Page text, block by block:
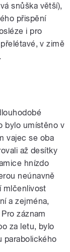
snůška větší),
přispění
i pro
v zimě
bylo umístěno v
vajec se oba
až desítky
hnízdo
neúnavně
mlčenlivost
a zejména,
záznam
za letu, bylo
parabolického